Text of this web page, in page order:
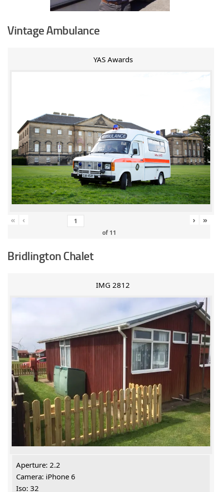
Vintage Ambulance
YAS Awards
« ‹
of 11
› »
Bridlington Chalet
IMG 2812
Aperture: 2.2
Camera: iPhone 6
Iso: 32